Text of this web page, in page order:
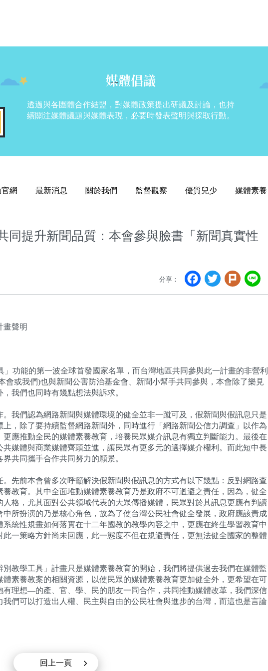
媒體倡議
透過與各團體合作結盟，對媒體政策提出研議及討論，也持
續關注媒體議題與媒體表現，必要時發表聲明與採取行動。
網 最新消息 關於我們 監督觀察 優質兒少 媒體素養
同提升新聞品質：本會參與臉書「新聞真實性
分享： Facebook
Twitter
Plurk
畫聲明
功能的第一波全球首發國家名單，而台灣地區共同參與此一計畫的非營利
會或我們)也與新聞公害防治基金會、新聞小幫手共同參與，本會除了樂見
我們也同時有幾點想法與訴求。
我們認為網路新聞與媒體環境的健全並非一蹴可及，假新聞與假訊息只是
，除了要持續監督網路新聞外，同時進行「網路新聞公信力調查」以作為
應推動全民的媒體素養教育，培養民眾媒介訊息有獨立判斷能力。最後在
媒體與商業媒體齊頭並進，讓民眾有更多元的選擇媒介權利。而此短中長
共同攜手合作共同努力的願景。
先前本會曾多次呼籲解決假新聞與假訊息的方式有以下幾點：反對網路查
教育。其中全面堆動媒體素養教育乃是政府不可迴避之責任，因為，健全
格，尤其面對公共領域代表的大眾傳播媒體，民眾對於其訊息更應有判讀
所扮演的乃是核心角色，故為了使台灣公民社會健全發展，政府應該責成
統性規畫如何落實在十二年國教的教學內容之中，更應在終生學習教育中
一策略方針尚未回應，此一態度不但在規避責任，更無法健全國家的整體
教學工具」計畫只是媒體素養教育的開始，我們將提供過去我們在媒體監
素養教案的相關資源，以使民眾的媒體素養教育更加健全外，更希望在可
理想—的產、官、學、民的朋友一同合作，共同推動媒體改革，我們深信
們可以打造出人權、民主與自由的公民社會與進步的台灣，而這也是言論
回上一頁